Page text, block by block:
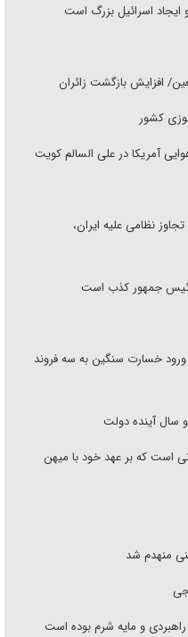
اسرائیل بزرگ است
کشور
آمریکا در علی السالم کویت
نظامی علیه ایران،
رئیس جمهور کذب است
کامل سه فروند هواپیمای اف ۳۵ و ورود خسارت سنگین به سه فروند
سال آینده دولت
است که بر عهد خود با میهن
منهدم شد
و مایه شرم بوده است